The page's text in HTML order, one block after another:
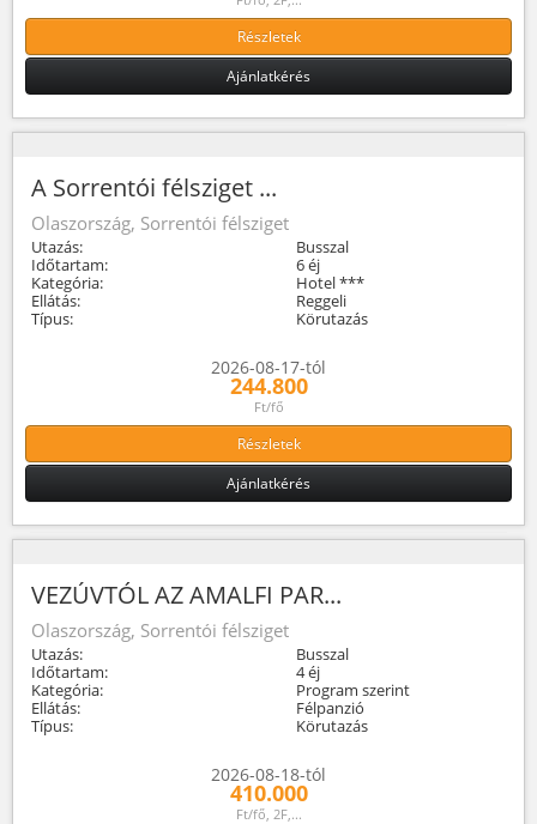
Részletek
Ajánlatkérés
A Sorrentói félsziget ...
Olaszország, Sorrentói félsziget
Utazás:
Busszal
Időtartam:
6 éj
Kategória:
Hotel ***
Ellátás:
Reggeli
Típus:
Körutazás
2026-08-17-tól
244.800
Ft/fő
Részletek
Ajánlatkérés
VEZÚVTÓL AZ AMALFI PAR...
Olaszország, Sorrentói félsziget
Utazás:
Busszal
Időtartam:
4 éj
Kategória:
Program szerint
Ellátás:
Félpanzió
Típus:
Körutazás
2026-08-18-tól
410.000
Ft/fő, 2F,...